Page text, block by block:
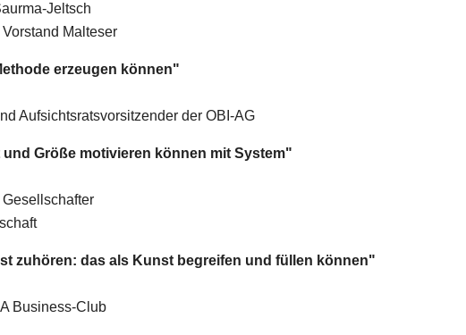
Jeltsch
Malteser
erzeugen können"
Aufsichtsratsvorsitzender der OBI-AG
Größe motivieren können mit System"
zuhören: das als Kunst begreifen und füllen können"
Business-Club